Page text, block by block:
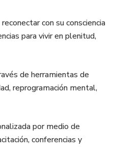
para que tengas avance
Zoom de 1 hora cada una.
la base de todo el
de Éxito donde tendrás
de alto valor para ti y
con su consciencia
para vivir en plenitud,
de herramientas de
reprogramación mental,
por medio de
conferencias y